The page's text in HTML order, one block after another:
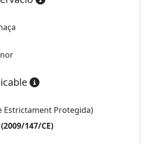
Estrictament Protegida)
147/CE)